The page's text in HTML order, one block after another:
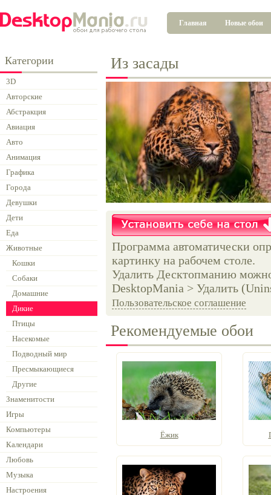
Главная Новые обои
Категории
3D
Авторские
Абстракция
Авиация
Авто
Анимация
Графика
Города
Девушки
Дети
Еда
Животные
Кошки
Собаки
Домашние
Дикие
Птицы
Насекомые
Подводный мир
Пресмыкающиеся
Другие
Знаменитости
Игры
Компьютеры
Календари
Любовь
Музыка
Настроения
Из засады
Программа автоматически
картинку на рабочем столе.
Удалить Десктопманию
DesktopMania > Удалить
Пользовательское соглашение
Рекомендуемые обои
Ёжик